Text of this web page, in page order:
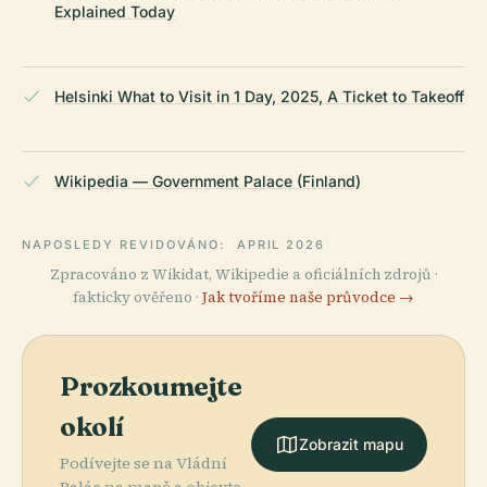
Explained Today
Helsinki What to Visit in 1 Day, 2025, A Ticket to Takeoff
Wikipedia — Government Palace (Finland)
NAPOSLEDY REVIDOVÁNO: APRIL 2026
Zpracováno z Wikidat, Wikipedie a oficiálních zdrojů ·
fakticky ověřeno · Jak tvoříme naše průvodce →
Prozkoumejte
okolí
Podívejte se na Vládní
Zobrazit mapu